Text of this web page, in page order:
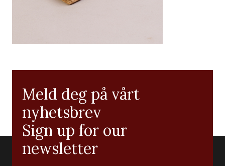
Meld deg på vårt
nyhetsbrev
Sign up for our
newsletter